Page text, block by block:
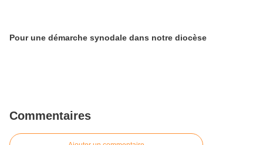
Pour une démarche synodale dans notre diocèse
Commentaires